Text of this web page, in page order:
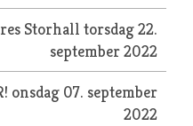
Storhall torsdag 22.
september 2022
onsdag 07. september
2022